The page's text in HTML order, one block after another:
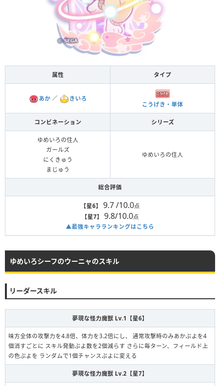
属性 タイプ
あか ／
きいろ
こうげき・単体
コンビネーション シリーズ
ゆめいろの住人
ガールズ
にくきゅう
まじゅう
ゆめいろの住人
総合評価
【星6】 9.7 /10.0点
【星7】
9.8/10.0点
▲最強キャラランキングはこちら
ゆめいろシーフのウーニャのスキル
リーダースキル
夢現な怪力魔獣 Lv.1【星6】
味方全体の攻撃力を4.8倍、体力を3.2倍にし、 通常攻撃時のみあかぷよを4
個消すごとに スキル発動ぷよ数を2個減らす さらに毎ターン、フィールド上
の色ぷよを ランダムで1個チャンスぷよに変える
夢現な怪力魔獣 Lv.2【星7】